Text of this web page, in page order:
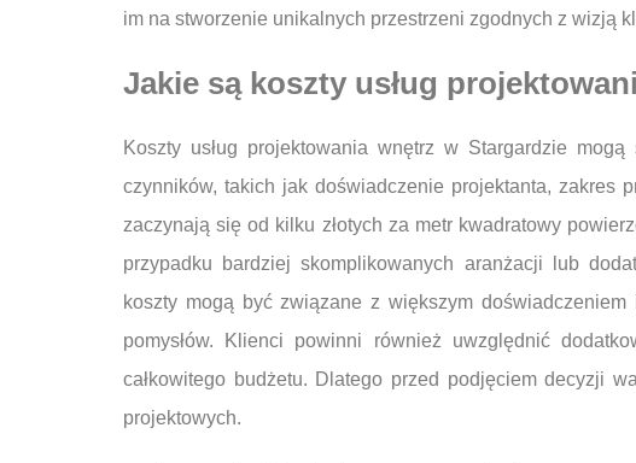
im na stworzenie unikalnych przestrzeni zgodnych z wizją
Jakie są koszty usług
Koszty usług projektowania wnętrz w Stargardzie
czynników, takich jak doświadczenie projektanta, zakres
zaczynają się od kilku złotych za metr kwadratowy
przypadku bardziej skomplikowanych aranżacji lub
koszty mogą być związane z większym
pomysłów. Klienci powinni również uwzględnić
całkowitego budżetu. Dlatego przed podjęciem decyzji
projektowych.